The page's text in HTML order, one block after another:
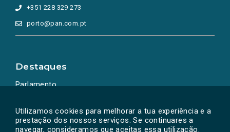
Utilizamos cookies para melhorar a tua experiência e a
prestação dos nossos serviços. Se continuares a
navegar, consideramos que aceitas essa utilização.
+351 228 329 273
porto@pan.com.pt
Destaques
Parlamento